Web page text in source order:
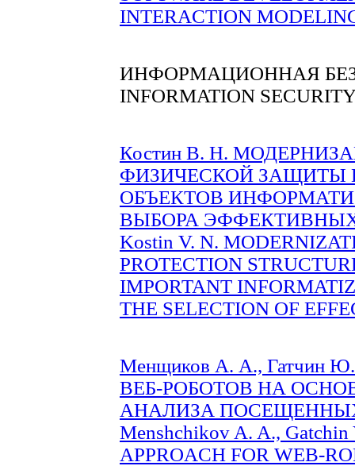
INTERACTION
ИНФОРМАЦИОННАЯ
INFORMATION
Костин В. Н.
ФИЗИЧЕСКОЙ ЗАЩИТЫ
ОБЪЕКТОВ
ВЫБОРА ЭФФЕКТИВНЫХ
Kostin V. N.
PROTECTION
IMPORTANT
THE SELECTION OF
Менщиков А. А.,
ВЕБ-РОБОТОВ НА
АНАЛИЗА ПОСЕЩЕННЫХ
Menshchikov A. A.,
APPROACH FOR WEB-